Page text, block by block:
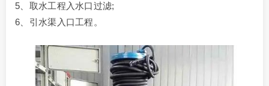
5、取水工程入水口过滤;
6、引水渠入口工程。